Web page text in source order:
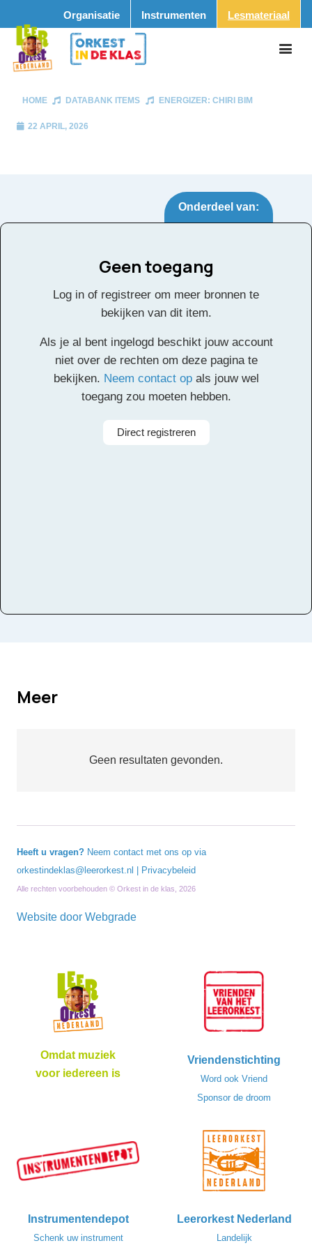
Organisatie Instrumenten Lesmateriaal
HOME DATABANK ITEMS ENERGIZER: CHIRI BIM
22 APRIL, 2026
Onderdeel van:
Energizer: Chiri bim
Facebook
TwitterEmailPinterestLinkedIn
Delen
Geen toegang
Log in of registreer om meer bronnen te
bekijken van dit item.
Als je al bent ingelogd beschikt jouw account
niet over de rechten om deze pagina te
bekijken. Neem contact opals jouw wel
toegang zou moeten hebben.
Direct registreren
Alle rechten voorbehouden
Muziekcentrum Zuidoost
Meer
Geen resultaten gevonden.
Omdat muziek
voor iedereen is
Vriendenstichting
Word ook Vriend
Sponsor de droom
Instrumentendepot
Schenk uw instrument
Leerorkest Nederland
Landelijk
Heeft u vragen? Neem contact met ons op via
orkestindeklas@leerorkest.nl
Privacybeleid
Alle rechten voorbehouden © Orkest in de klas, 2026
Website door Webgrade